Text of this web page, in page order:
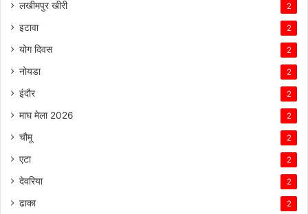
लखीमपुर खीरी 2
इटावा 2
योग दिवस 2
नोयडा 2
इंदौर 2
माघ मेला 2026 2
चौमू 2
एटा 2
देवरिया 2
ढाका 2